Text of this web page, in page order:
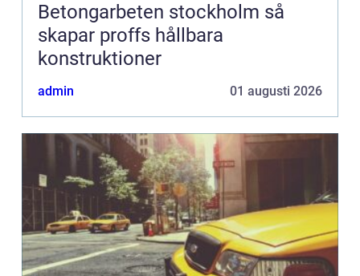
Betongarbeten stockholm så
skapar proffs hållbara
konstruktioner
admin 01 augusti 2026